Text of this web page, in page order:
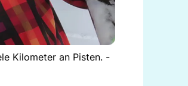
Kilometer an Pisten. -